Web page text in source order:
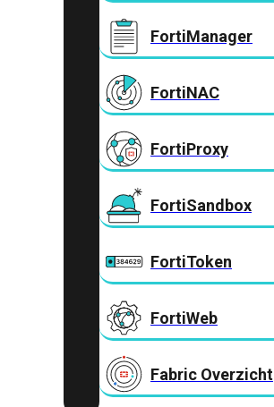
FortiManager
FortiNAC
FortiProxy
FortiSandbox
FortiToken
FortiWeb
Fabric Overzicht